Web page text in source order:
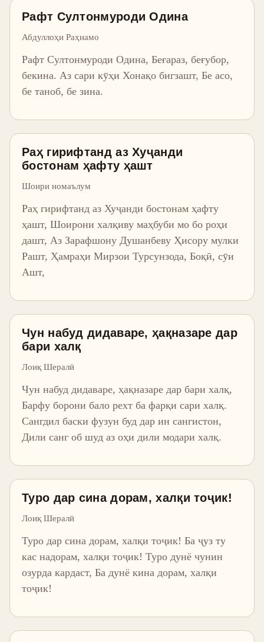
Рафт Султонмуроди Одина
Абдуллоҳи Раҳнамо
Рафт Султонмуроди Одина, Беғараз, беғубор,
бекина. Аз сари кӯҳи Хонақо бигзашт, Бе асо,
бе таноб, бе зина.
Раҳ гирифтанд аз Хуҷанди
бостонам ҳафту ҳашт
Шоири номаълум
Раҳ гирифтанд аз Хуҷанди бостонам ҳафту
ҳашт, Шоирони халқиву маҳбуби мо бо роҳи
дашт, Аз Зарафшону Душанбеву Ҳисору мулки
Рашт, Ҳамраҳи Мирзои Турсунзода, Боқӣ, сӯи
Ашт,
Чун набуд дидаваре, ҳақназаре дар
бари халқ
Лоиқ Шералӣ
Чун набуд дидаваре, ҳақназаре дар бари халқ,
Барфу борони бало рехт ба фарқи сари халқ.
Сангдил баски фузун буд дар ин сангистон,
Дили санг об шуд аз оҳи дили модари халқ.
Туро дар сина дорам, халқи тоҷик!
Лоиқ Шералӣ
Туро дар сина дорам, халқи тоҷик! Ба ҷуз ту
кас надорам, халқи тоҷик! Туро дунё чунин
озурда кардаст, Ба дунё кина дорам, халқи
тоҷик!